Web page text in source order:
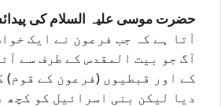
حضرت موسی علیہ السلام کی
آتا ہے کہ جب فرعون نے ایک
آگ جو بیت المقدس کے طرف سے
کے اور قبطیوں (فرعون کے قوم)
دیا لیکن بنی اسرائیل کو کچھ